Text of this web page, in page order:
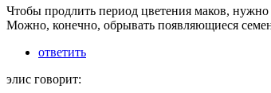
Чтобы продлить период цветения маков, нужно
Можно, конечно, обрывать появляющиеся
ответить
элис говорит: